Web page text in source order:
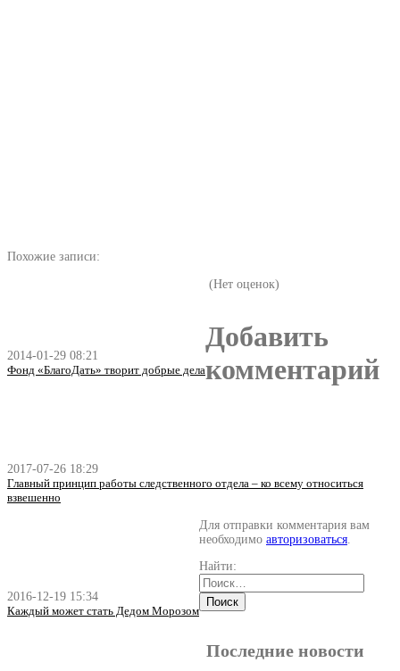
Похожие записи:
2014-01-29 08:21
Фонд «БлагоДать» творит добрые дела
2017-07-26 18:29
Главный принцип работы следственного отдела – ко всему относиться
взвешенно
2016-12-19 15:34
Каждый может стать Дедом Морозом
(Нет оценок)
Добавить
комментарий
Для отправки комментария вам
необходимо авторизоваться
Найти:
Последние новости